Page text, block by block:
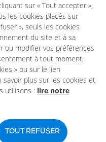
sur « Tout accepter »,
les cookies placés sur
», seuls les cookies
du site et à sa
ou modifier vos préférences
à tout moment,
» ou sur le lien
savoir plus sur les cookies et
utilisons : lire notre
TOUT REFUSER